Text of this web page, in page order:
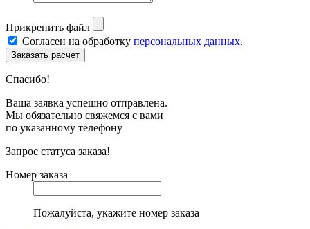
Прикрепить файл
Согласен на обработку персональных данных.
Спасибо!
Ваша заявка успешно отправлена.
Мы обязательно свяжемся с вами
по указанному телефону
Запрос статуса заказа!
Номер заказа
Пожалуйста, укажите номер заказа